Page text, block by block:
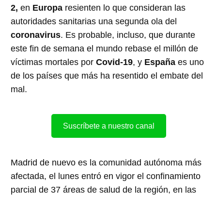
2, en Europa resienten lo que consideran las
autoridades sanitarias una segunda ola del
coronavirus. Es probable, incluso, que durante
este fin de semana el mundo rebase el millón de
víctimas mortales porCovid-19, y España es uno
de los países que más ha resentido el embate del
mal.
Suscríbete a nuestro canal
Madrid de nuevo es la comunidad autónoma más
afectada, el lunes entró en vigor el confinamiento
parcial de 37 áreas de salud de la región, en las